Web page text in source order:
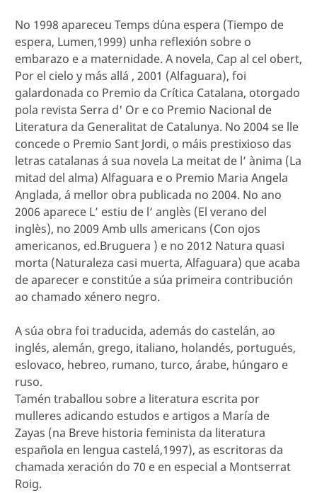
No 1998 apareceu Temps d´una espera (Tiempo de
espera, Lumen,1999) unha reflexión sobre o
embarazo e a maternidade. A novela, Cap al cel obert,
Por el cielo y más allá , 2001 (Alfaguara), foi
galardonada co Premio da Crítica Catalana, otorgado
pola revista Serra d' Or e co Premio Nacional de
Literatura da Generalitat de Catalunya. No 2004 se lle
concede o Premio Sant Jordi, o máis prestixioso das
letras catalanas á sua novela La meitat de l’ ànima (La
mitad del alma) Alfaguara e o Premio Maria Angela
Anglada, á mellor obra publicada no 2004. No ano
2006 aparece L’ estiu de l’ anglès (El verano del
inglès), no 2009 Amb ulls americans (Con ojos
americanos, ed.Bruguera ) e no 2012 Natura quasi
morta (Naturaleza casi muerta, Alfaguara) que acaba
de aparecer e constitúe a súa primeira contribución
ao chamado xénero negro.
A súa obra foi traducida, además do castelán, ao
inglés, alemán, grego, italiano, holandés, portugués,
eslovaco, hebreo, rumano, turco, árabe, húngaro e
ruso.
Tamén traballou sobre a literatura escrita por
mulleres adicando estudos e artigos a María de
Zayas (na Breve historia feminista da literatura
española en lengua castelá,1997), as escritoras da
chamada xeración do 70 e en especial a Montserrat
Roig.